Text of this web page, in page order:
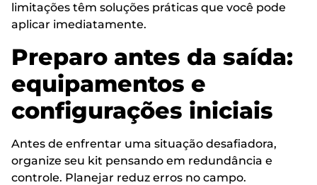
limitações têm soluções práticas que você pode
aplicar imediatamente.
Preparo antes da saída:
equipamentos e
configurações iniciais
Antes de enfrentar uma situação desafiadora,
organize seu kit pensando em redundância e
controle. Planejar reduz erros no campo.